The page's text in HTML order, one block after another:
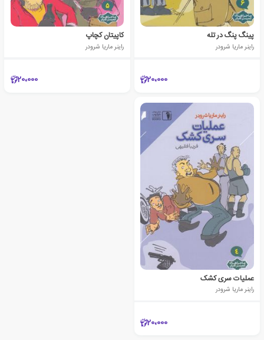
پینگ پنگ در تله
راینر ماریا شرودر
20،000
کاپیتان کچاپ
راینر ماریا شرودر
20،000
عملیات سری کشک
راینر ماریا شرودر
20،000